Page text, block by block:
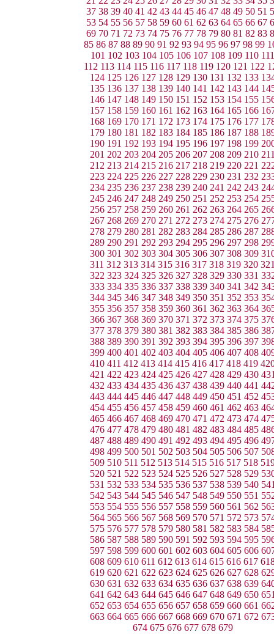
37 38 39 40 41 42 43 44 45 46 47 48 49 50 51
53 54 55 56 57 58 59 60 61 62 63 64 65 66 67
69 70 71 72 73 74 75 76 77 78 79 80 81 82 83
85 86 87 88 89 90 91 92 93 94 95 96 97 98 99
101 102 103 104 105 106 107 108 109 110 111
112 113 114 115 116 117 118 119 120 121 122
124 125 126 127 128 129 130 131 132 133
135 136 137 138 139 140 141 142 143 144
146 147 148 149 150 151 152 153 154 155
157 158 159 160 161 162 163 164 165 166
168 169 170 171 172 173 174 175 176 177
179 180 181 182 183 184 185 186 187 188
190 191 192 193 194 195 196 197 198 199
201 202 203 204 205 206 207 208 209 210
212 213 214 215 216 217 218 219 220 221
223 224 225 226 227 228 229 230 231 232
234 235 236 237 238 239 240 241 242 243
245 246 247 248 249 250 251 252 253 254
256 257 258 259 260 261 262 263 264 265
267 268 269 270 271 272 273 274 275 276
278 279 280 281 282 283 284 285 286 287
289 290 291 292 293 294 295 296 297 298
300 301 302 303 304 305 306 307 308 309
311 312 313 314 315 316 317 318 319 320
322 323 324 325 326 327 328 329 330 331
333 334 335 336 337 338 339 340 341 342
344 345 346 347 348 349 350 351 352 353
355 356 357 358 359 360 361 362 363 364
366 367 368 369 370 371 372 373 374 375
377 378 379 380 381 382 383 384 385 386
388 389 390 391 392 393 394 395 396 397
399 400 401 402 403 404 405 406 407 408
410 411 412 413 414 415 416 417 418 419
421 422 423 424 425 426 427 428 429 430
432 433 434 435 436 437 438 439 440 441
443 444 445 446 447 448 449 450 451 452
454 455 456 457 458 459 460 461 462 463
465 466 467 468 469 470 471 472 473 474
476 477 478 479 480 481 482 483 484 485
487 488 489 490 491 492 493 494 495 496
498 499 500 501 502 503 504 505 506 507
509 510 511 512 513 514 515 516 517 518
520 521 522 523 524 525 526 527 528 529
531 532 533 534 535 536 537 538 539 540
542 543 544 545 546 547 548 549 550 551
553 554 555 556 557 558 559 560 561 562
564 565 566 567 568 569 570 571 572 573
575 576 577 578 579 580 581 582 583 584
586 587 588 589 590 591 592 593 594 595
597 598 599 600 601 602 603 604 605 606
608 609 610 611 612 613 614 615 616 617
619 620 621 622 623 624 625 626 627 628
630 631 632 633 634 635 636 637 638 639
641 642 643 644 645 646 647 648 649 650
652 653 654 655 656 657 658 659 660 661
663 664 665 666 667 668 669 670 671 672
674 675 676 677 678 679